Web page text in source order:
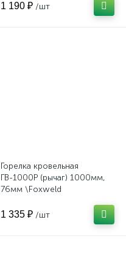
1 190 ₽ /шт
Горелка кровельная
ГВ-1000Р (рычаг) 1000мм,
76мм \Foxweld
1 335 ₽ /шт